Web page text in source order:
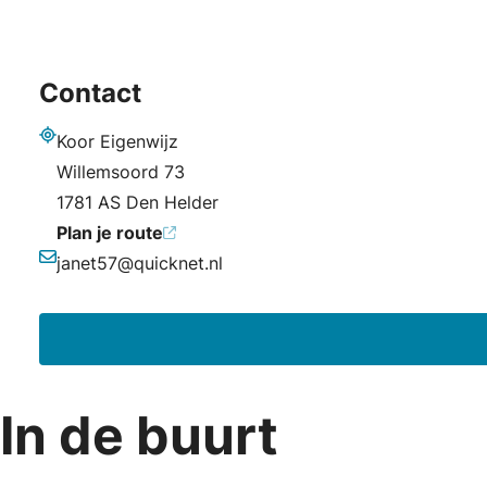
Contact
Koor Eigenwijz
Willemsoord 73
1781 AS Den Helder
Plan je route
E-mailadres
janet57@quicknet.nl
In de buurt